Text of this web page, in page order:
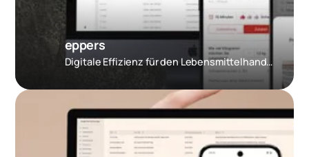
eppers
Digitale Effizienz für den Lebensmittelhandel